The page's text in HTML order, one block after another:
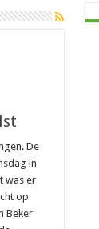
De
in
was er
op
Beker